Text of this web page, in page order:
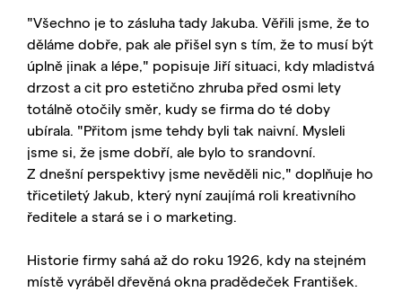
"Všechno je to zásluha tady Jakuba. Věřili jsme, že to
děláme dobře, pak ale přišel syn s tím, že to musí být
úplně jinak a lépe," popisuje Jiří situaci, kdy mladistvá
drzost a cit pro estetično zhruba před osmi lety
totálně otočily směr, kudy se firma do té doby
ubírala. "Přitom jsme tehdy byli tak naivní. Mysleli
jsme si, že jsme dobří, ale bylo to srandovní.
Z dnešní perspektivy jsme nevěděli nic," doplňuje ho
třicetiletý Jakub, který nyní zaujímá roli kreativního
ředitele a stará se i o marketing.
Historie firmy sahá až do roku 1926, kdy na stejném
místě vyráběl dřevěná okna pradědeček František.